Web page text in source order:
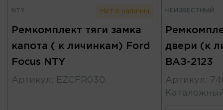
NTY Нет в наличии
Ремкомплект тяги замка
капота ( к личинкам) Ford
Focus NTY
Артикул : EZCFR030
НЕИЗВЕСТНЫЙ
двери (к
ВАЗ-2123
Артикул :